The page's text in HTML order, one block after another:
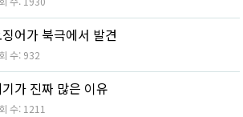
어가 북극에서 발견
수: 932
가 진짜 많은 이유
수: 1211